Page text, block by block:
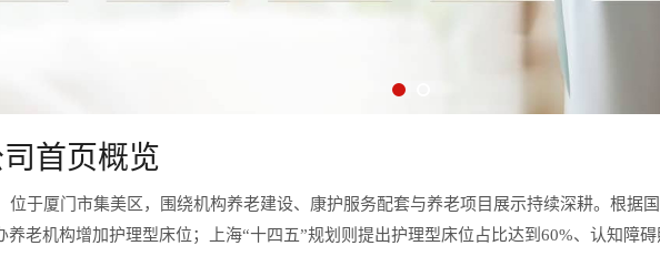
首页概览
位于厦门市集美区，围绕机构养老建设、康护服务配套与养老项目展示持续深耕。根据
养老机构增加护理型床位；上海“十四五”规划则提出护理型床位占比达到60%、认知障